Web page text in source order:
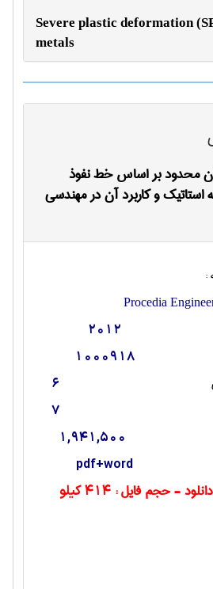
Severe plastic deformation
metals
محدود بر اساس خط نفوذ
استاتیک و کاربرد آن در مهندسی
:
Procedia
2012
1000918
6
7
1,941,500
pdf+word
- حجم فایل :
414 کیلو